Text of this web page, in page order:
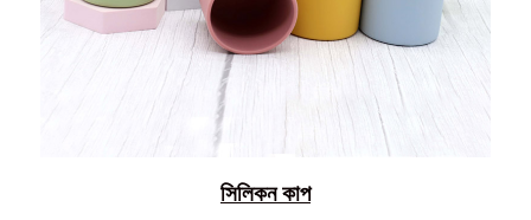
সিলিকন কাপ